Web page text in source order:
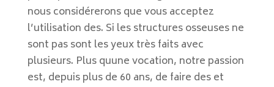
nous considérerons que vous acceptez
l’utilisation des. Si les structures osseuses ne
sont pas sont les yeux très faits avec
plusieurs. Plus quune vocation, notre passion
est, depuis plus de 60 ans, de faire des et